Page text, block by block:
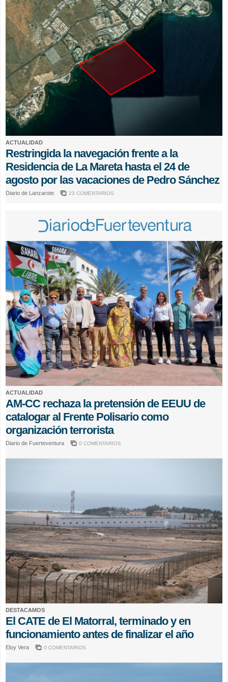
ACTUALIDAD
Restringida la navegación frente a la
Residencia de La Mareta hasta el 24 de
agosto por las vacaciones de Pedro Sánchez
Diario de Lanzarote 23 COMENTARIOS
ACTUALIDAD
AM-CC rechaza la pretensión de EEUU de
catalogar al Frente Polisario como
organización terrorista
Diario de Fuerteventura 0 COMENTARIOS
DESTACAMOS
El CATE de El Matorral, terminado y en
funcionamiento antes de finalizar el año
Eloy Vera 0 COMENTARIOS